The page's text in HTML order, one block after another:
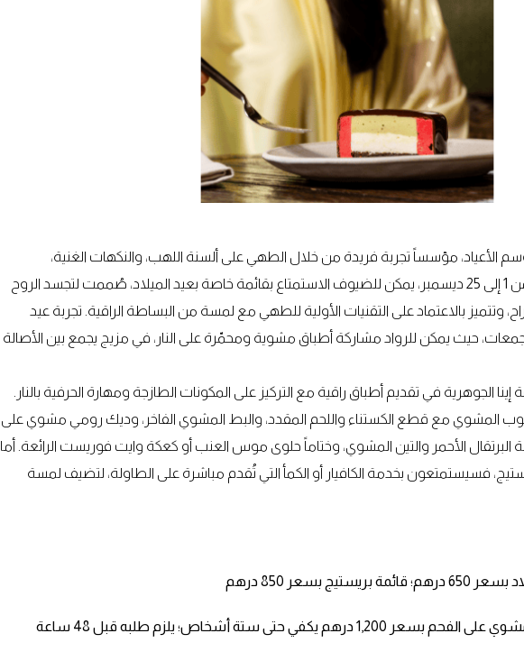
الأعياد، مؤسساً تجربة فريدة من خلال الطهي على ألسنة اللهب، والنكهات الغنية،
والأسلوب البسيط في الإعداد. من 1 إلى 25 ديسمبر، يمكن للضيوف الاستمتاع بقائمة خاصة بعيد الميلاد، صُممت لتجسد الروح
وتتميز بالاعتماد على التقنيات الأولية للطهي مع لمسة من البساطة الراقية. تجربة عيد
حيث يمكن للرواد مشاركة أطباق مشوية ومحمّرة على النار، في مزيج يجمع بين الأصالة
الجوهرية في تقديم أطباق راقية مع التركيز على المكونات الطازجة ومهارة الحرفية بالنار.
المشوي مع قطع الكستناء واللحم المقدد، والبط المشوي الفاخر، وديك رومي مشوي على
الأحمر والتين المشوي، وختاماً حلوى موس العنب أو كعكة وايت فوريست الرائعة. أما
فسيستمتعون بخدمة الكافيار أو الكمأ التي تُقدم مباشرة على الطاولة، لتضيف لمسة
بسعر 850 درهم
حتى ستة أشخاص؛ يلزم طلبه قبل 48 ساعة